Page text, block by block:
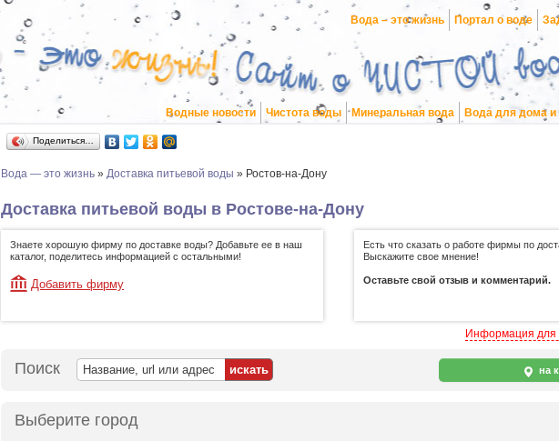
Вода – это жизнь Портал о воде
Водные новости Чистота воды Минеральная вода Вода для дома
Поделиться…
Вода — это жизнь » Доставка питьевой воды » Ростов-на-Дону
Доставка питьевой воды в Ростове-на-Дону
Знаете хорошую фирму по доставке воды? Добавьте ее в наш
каталог, поделитесь информацией с остальными!
Добавить фирму
Есть что сказать о работе фирмы по
Выскажите свое мнение!
Оставьте свой отзыв и комментарий.
Информация для
Поиск на
Выберите город